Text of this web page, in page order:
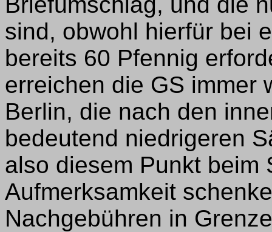
sind, obwohl hierfür bei
bereits 60 Pfennig
erreichen die GS immer
Berlin, die nach den
bedeutend niedrigeren
also diesem Punkt beim
Aufmerksamkeit
Nachgebühren in